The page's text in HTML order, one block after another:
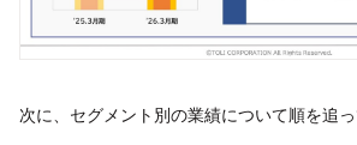
次に、セグメント別の業績について順を追っ